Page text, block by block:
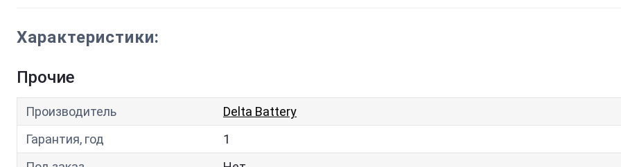
Характеристики:
Прочие
Производитель
Delta Battery
Гарантия, год
1